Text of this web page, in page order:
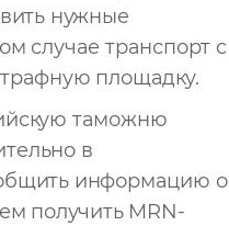
нужные
случае транспорт с
площадку.
таможню
в
информацию о
получить MRN-